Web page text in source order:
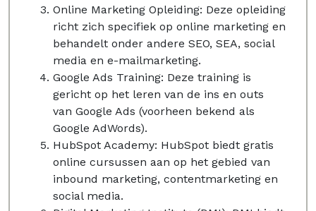
Online Marketing Opleiding: Deze opleiding
richt zich specifiek op online marketing en
behandelt onder andere SEO, SEA, social
media en e-mailmarketing.
Google Ads Training: Deze training is
gericht op het leren van de ins en outs
van Google Ads (voorheen bekend als
Google AdWords).
HubSpot Academy: HubSpot biedt gratis
online cursussen aan op het gebied van
inbound marketing, contentmarketing en
social media.